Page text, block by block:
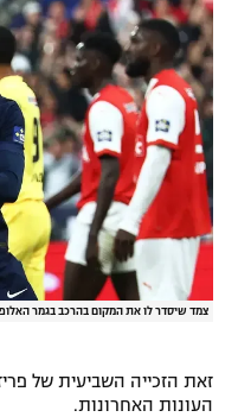
הצטרפות לחבילת
לוח דרושים – ג'ובנט
תגיות
המגזין
צמד שיסדר לו את המקום בהרכב בגמר
העונות האחרונות.